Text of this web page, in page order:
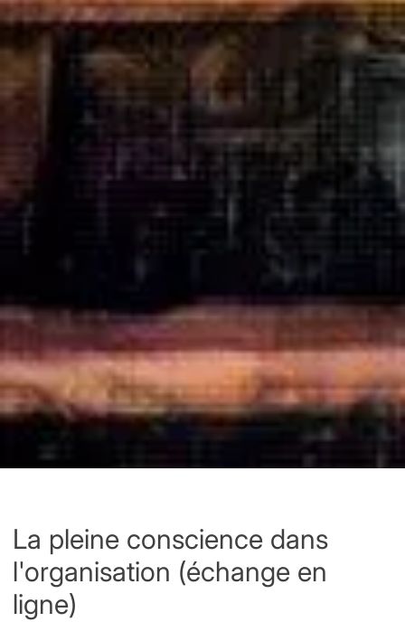
La pleine conscience dans
l'organisation (échange en
ligne)